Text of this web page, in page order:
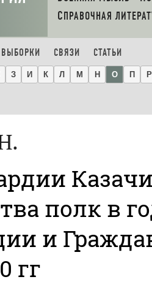
СПРАВОЧНАЯ
ВЫБОРКИ СВЯЗИ СТАТЬИ
З И К Л М Н О П Р
полк в
и
гг